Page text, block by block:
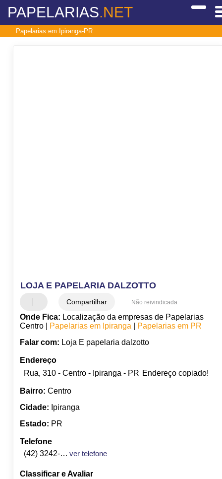
PAPELARIAS.NET
Papelarias em Ipiranga-PR
LOJA E PAPELARIA DALZOTTO
Compartilhar Não reivindicada
Onde Fica: Localização da empresas de Papelarias
Centro |
Papelarias em Ipiranga|
Papelarias em PR
Falar com: Loja E papelaria dalzotto
Endereço
Rua, 310 - Centro - Ipiranga - PR Endereço copiado!
Bairro: Centro
Cidade: Ipiranga
Estado: PR
Telefone
(42) 3242-1557
ver telefone
Classificar e Avaliar